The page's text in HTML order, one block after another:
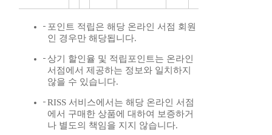
포인트 적립은 해당 온라인 서점 회원
인 경우만 해당됩니다.
상기 할인율 및 적립포인트는 온라인
서점에서 제공하는 정보와 일치하지
않을 수 있습니다.
RISS 서비스에서는 해당 온라인 서점
에서 구매한 상품에 대하여 보증하거
나 별도의 책임을 지지 않습니다.